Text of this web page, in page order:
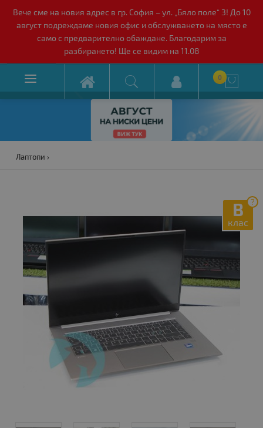
Вече сме на новия адрес в гр. София – ул. „Бяло поле“ 3! До 10
август подреждаме новия офис и обслужването на място е
само с предварително обаждане. Благодарим за
разбирането! Ще се видим на 11.08
 0 
Лаптопи
?
B
клас